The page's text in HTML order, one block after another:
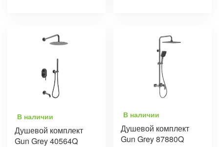
В наличии
Душевой комплект
Gun Grey 40564Q
В наличии
Душевой комплект
Gun Grey 87880Q